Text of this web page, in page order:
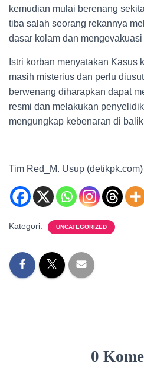
kemudian mulai berenang
tiba salah seorang rekannya
dasar kolam dan
Istri korban menyatakan Kasus
masih misterius dan perlu
berwenang diharapkan dapat
resmi dan melakukan
mengungkap kebenaran di
Tim Red_M. Usup (detikpk.com)
Kategori: UNCATEGORIZED
0